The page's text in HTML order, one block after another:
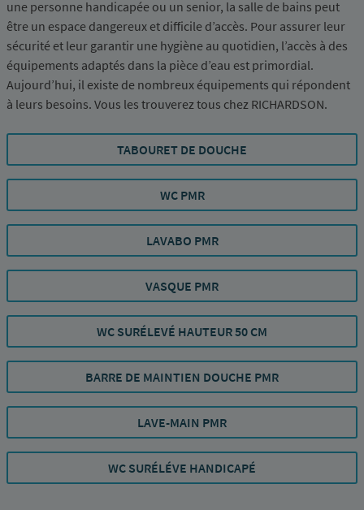
une personne handicapée ou un senior, la salle de bains peut
être un espace dangereux et difficile d’accès. Pour assurer leur
sécurité et leur garantir une hygiène au quotidien, l’accès à des
équipements adaptés dans la pièce d’eau est primordial.
Aujourd’hui, il existe de nombreux équipements qui répondent
à leurs besoins. Vous les trouverez tous chez RICHARDSON.
TABOURET DE DOUCHE
WC PMR
LAVABO PMR
VASQUE PMR
WC SURÉLEVÉ HAUTEUR 50 CM
BARRE DE MAINTIEN DOUCHE PMR
LAVE-MAIN PMR
WC SURÉLÉVE HANDICAPÉ